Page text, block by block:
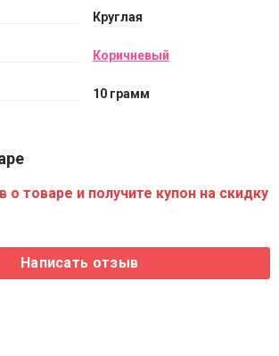
Круглая
Коричневый
10 грамм
товаре и получите купон на скидку